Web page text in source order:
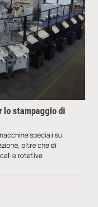
lo stampaggio di
speciali su
oltre che di
e rotative